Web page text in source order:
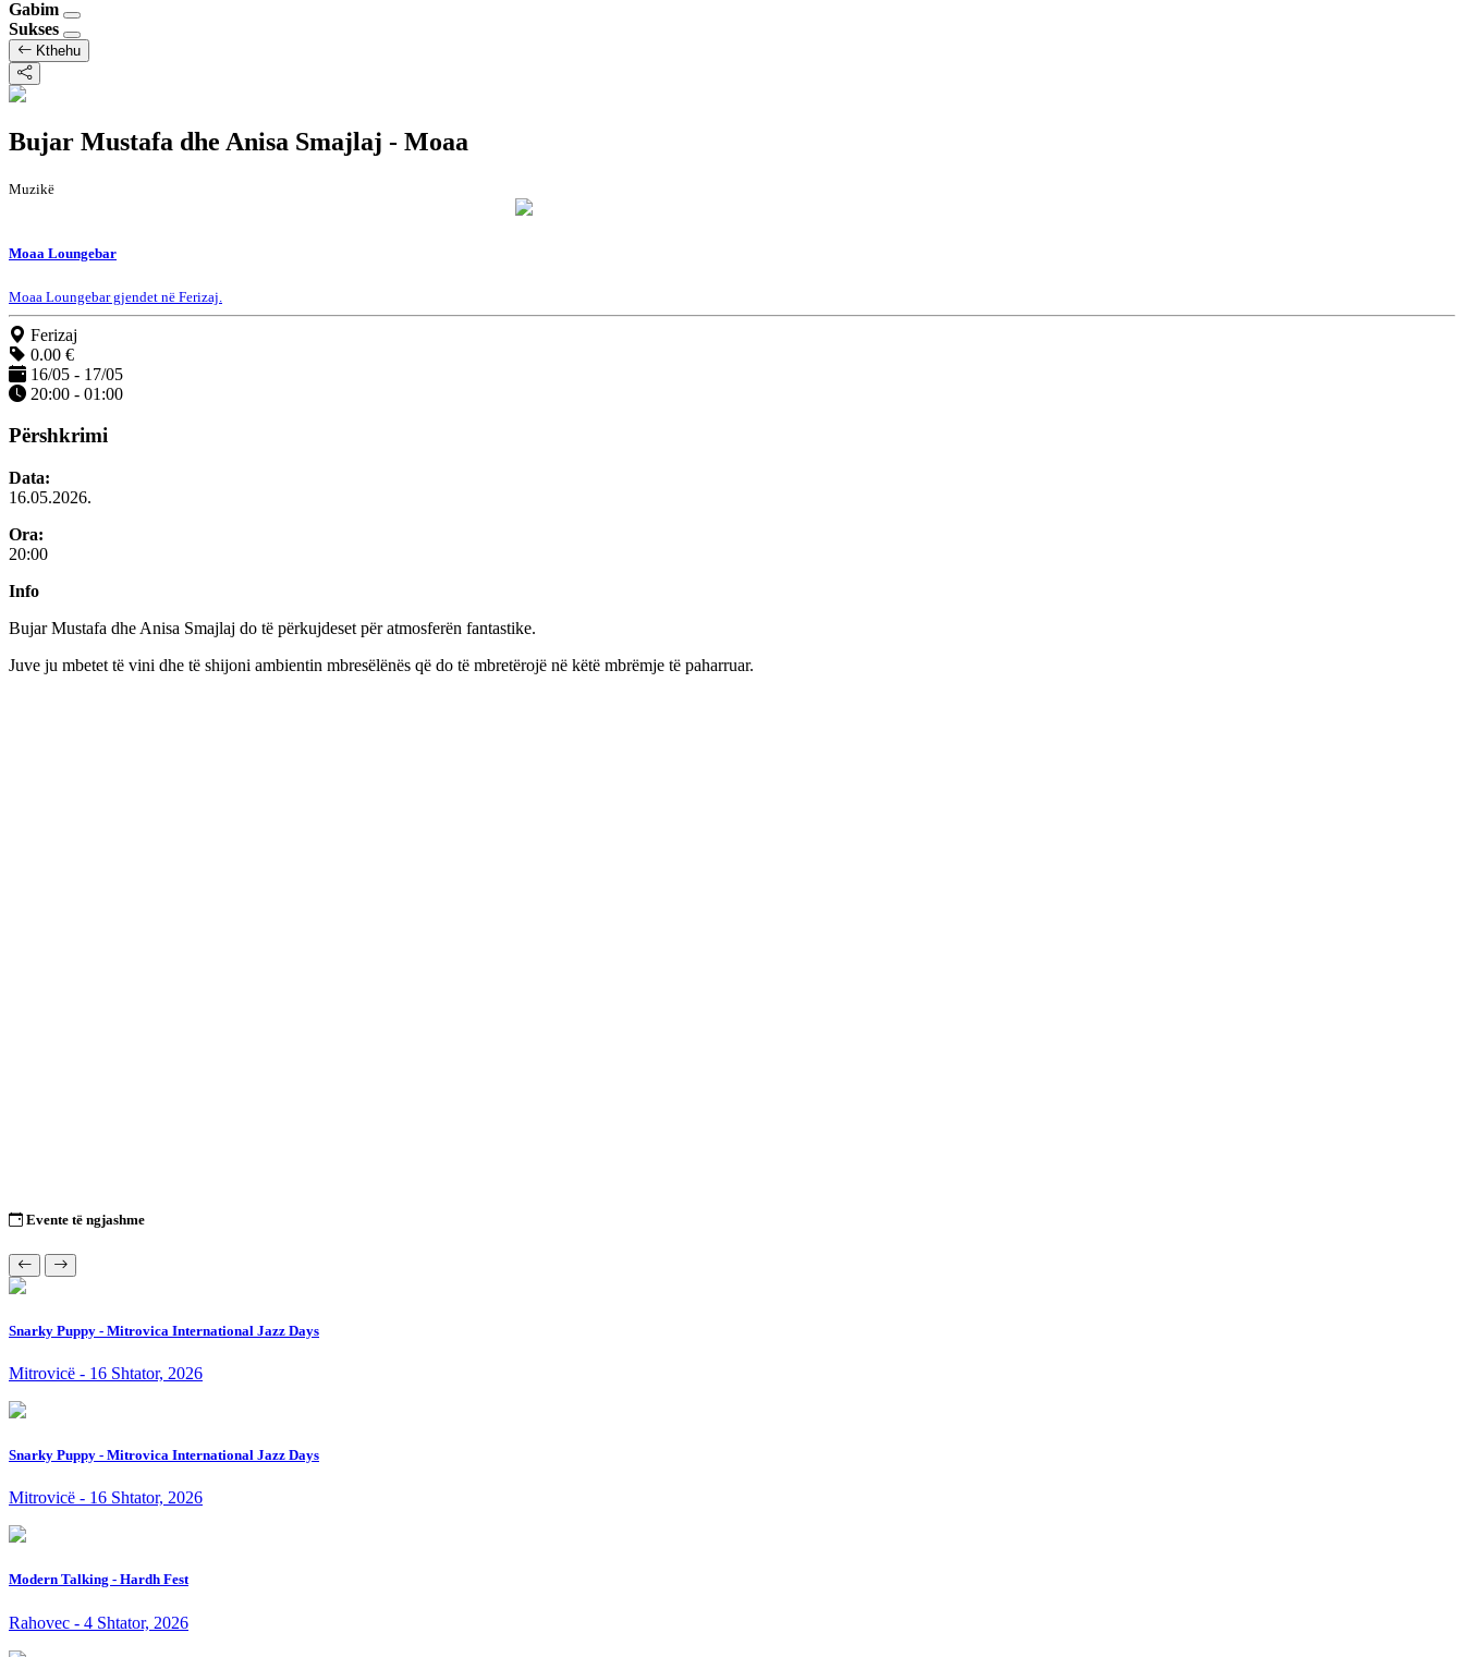
Gabim
Sukses
Kthehu
Bujar Mustafa dhe Anisa Smajlaj - Moaa
Muzikë
Moaa Loungebar
Moaa Loungebar gjendet në Ferizaj.
Ferizaj
0.00 €
16/05 - 17/05
20:00 - 01:00
Përshkrimi
Data:
16.05.2026.
Ora:
20:00
Info
Bujar Mustafa dhe Anisa Smajlaj do të përkujdeset për atmosferën fantastike.
Juve ju mbetet të vini dhe të shijoni ambientin mbresëlënës që do të mbretërojë në këtë mbrëmje të paharruar.
Evente të ngjashme
Snarky Puppy - Mitrovica International Jazz Days
Mitrovicë - 16 Shtator, 2026
Snarky Puppy - Mitrovica International Jazz Days
Mitrovicë - 16 Shtator, 2026
Modern Talking - Hardh Fest
Rahovec - 4 Shtator, 2026